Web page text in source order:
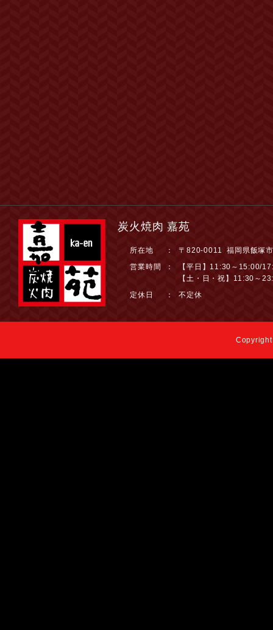
炭火焼肉 嘉苑
所在地 ：
〒820-0011 福岡県飯塚
営業時間
：
【平日】11:30～15:00/
【土・日・祝】11:30～
定休日
： 不定休